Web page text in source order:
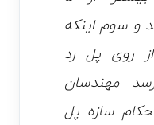
و سوم اینکه
روی پل رد
مهندسان
سازه پل